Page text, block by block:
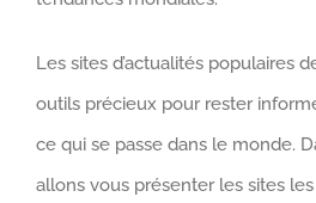
Les sites d’actualités populaires
outils précieux pour rester
ce qui se passe dans le monde.
allons vous présenter les sites